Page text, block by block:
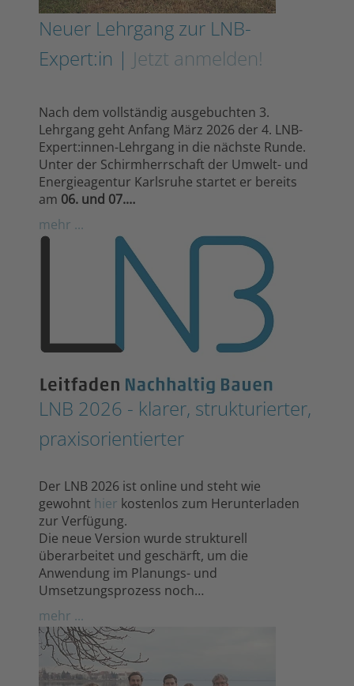
Neuer Lehrgang zur LNB-
Expert:in | Jetzt anmelden!
Nach dem vollständig ausgebuchten 3.
Lehrgang geht Anfang März 2026 der 4. LNB-
Expert:innen-Lehrgang in die nächste Runde.
Unter der Schirmherrschaft der Umwelt- und
Energieagentur Karlsruhe startet er bereits
am 06. und 07.…
mehr ...
LNB 2026 - klarer, strukturierter,
praxisorientierter
Der LNB 2026 ist online und steht wie
gewohnt hier kostenlos zum Herunterladen
zur Verfügung.
Die neue Version wurde strukturell
überarbeitet und geschärft, um die
Anwendung im Planungs- und
Umsetzungsprozess noch…
mehr ...